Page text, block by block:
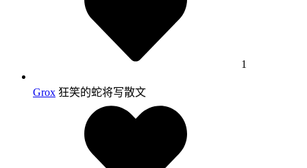
1
Grox 狂笑的蛇将写散文